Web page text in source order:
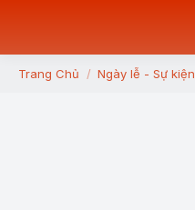
You are here:
Trang Chủ Ngày lễ - Sự kiện